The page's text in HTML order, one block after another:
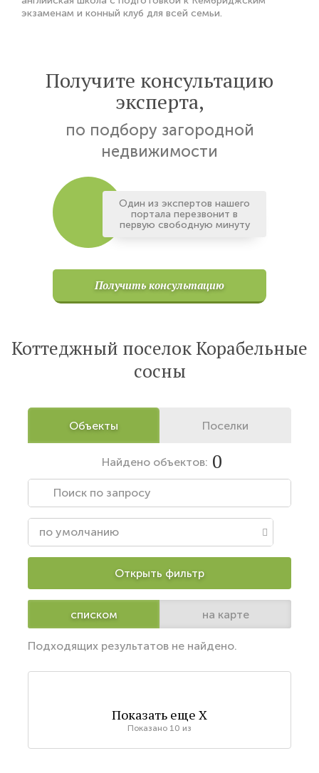
экзаменам и конный клуб для всей семьи.
Получите консультацию
эксперта,
по подбору загородной
недвижимости
Один из экспертов нашего
портала перезвонит в
первую свободную минуту
Получить консультацию
Коттеджный поселок Корабельные
сосны
Объекты Поселки
Найденообъектов: 0
Открыть фильтр
списком на карте
Подходящих результатов не найдено.
Показать еще X
Показано 10 из